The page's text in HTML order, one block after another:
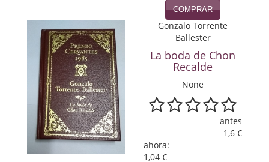
COMPRAR
Gonzalo Torrente
Ballester
La boda de Chon
Recalde
None
antes
1,6 €
ahora:
1,04 €